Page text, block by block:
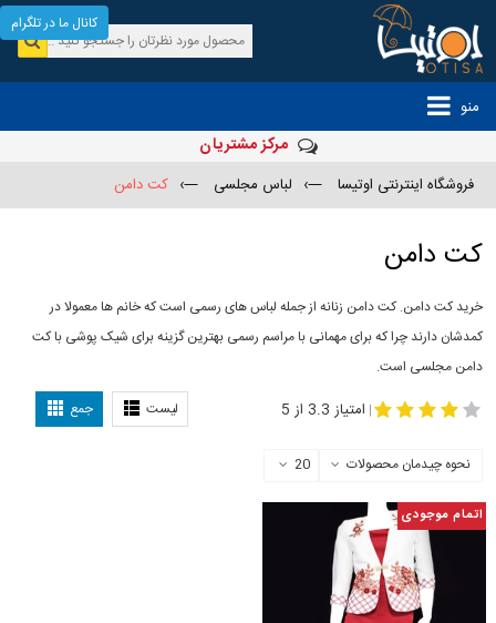
منو
مرکز مشتریان
فروشگاه اینترنتی اوتیسا —› لباس مجلسی —› کت دامن
کت دامن
خرید کت دامن. کت دامن زنانه از جمله لباس های رسمی است که خانم ها معمولا در
کمدشان دارند چرا که برای مهمانی با مراسم رسمی بهترین گزینه برای شیک پوشی با کت
دامن مجلسی است.
لیست جمع | امتیاز 3.3 از 5
نحوه چیدمان محصولات 20
اتمام موجودی
کانال ما در تلگرام